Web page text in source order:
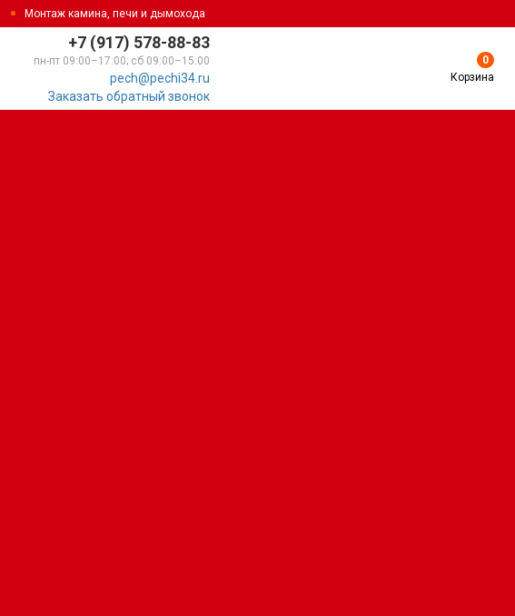
Монтаж камина, печи и дымохода
+7 (917) 578-88-83
пн-пт 09:00–17:00; сб 09:00–15:00
pech@pechi34.ru
Заказать обратный звонок
0
Корзина